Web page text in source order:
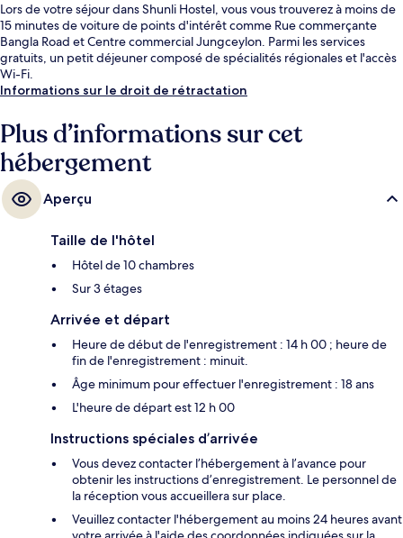
Lors de votre séjour dans Shunli Hostel, vous vous trouverez à moins de
15 minutes de voiture de points d'intérêt comme Rue commerçante
Bangla Road et Centre commercial Jungceylon. Parmi les services
gratuits, un petit déjeuner composé de spécialités régionales et l'accès
Wi-Fi.
Informations sur le droit de rétractation
Plus d’informations sur cet
hébergement
Aperçu
Taille de l'hôtel
Hôtel de 10 chambres
Sur 3 étages
Arrivée et départ
Heure de début de l'enregistrement : 14 h 00 ; heure de
fin de l'enregistrement : minuit.
Âge minimum pour effectuer l'enregistrement : 18 ans
L'heure de départ est 12 h 00
Instructions spéciales d’arrivée
Vous devez contacter l’hébergement à l’avance pour
obtenir les instructions d’enregistrement. Le personnel de
la réception vous accueillera sur place.
Veuillez contacter l'hébergement au moins 24 heures avant